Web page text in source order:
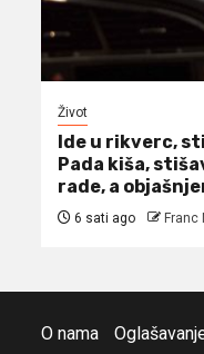
Život
Ide u rikverc,
Pada kiša,
rade, a
6 sati ago Franc
O nama